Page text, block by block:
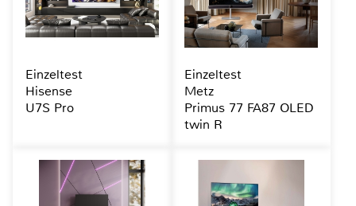
Einzeltest
Hisense
U7S Pro
Einzeltest
Metz
Primus 77 FA87 OLED
twin R